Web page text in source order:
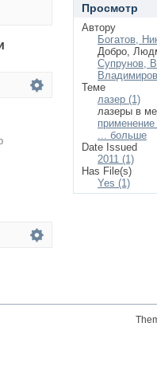
Просмотр
Автору
Богатов,
Добро,
Супрунов,
Теме
лазер (1)
лазеры в
... больше
Date Issued
2011 (1)
Has File(s)
Yes (1)